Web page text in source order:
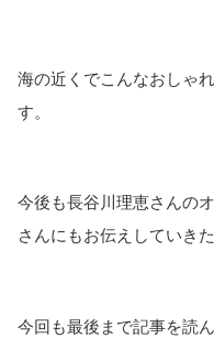
海の近くでこんなおしゃ
す。
今後も長谷川理恵さんの
さんにもお伝えしていき
今回も最後まで記事を読